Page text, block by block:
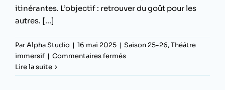
itinérantes. L’objectif : retrouver du goût pour les
autres. [...]
ParAlpha Studio | 16 mai 2025 | Saison 25-26,Théâtre
immersif | Commentaires ferméssur
Tablées
Lire la suite